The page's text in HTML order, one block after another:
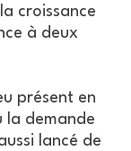
croissance
à deux
présent en
la demande
lancé de